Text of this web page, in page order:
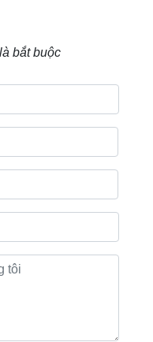
bắt buộc